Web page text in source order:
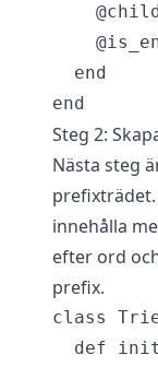
  end
Steg 2:
Nästa steg
innehålla
efter ord
prefix.
class
def